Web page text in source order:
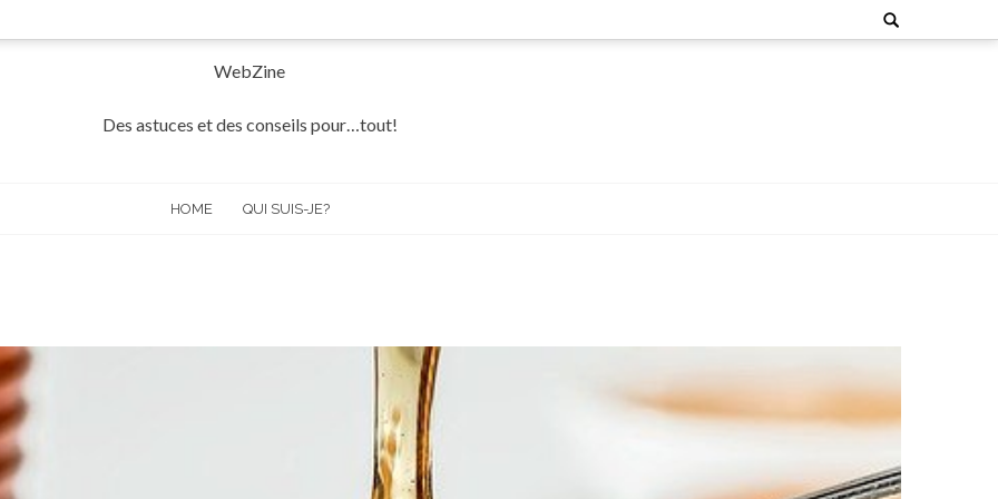
Search
for:
WebZine
Des astuces et des conseils pour…tout!
HOME QUI SUIS-JE?